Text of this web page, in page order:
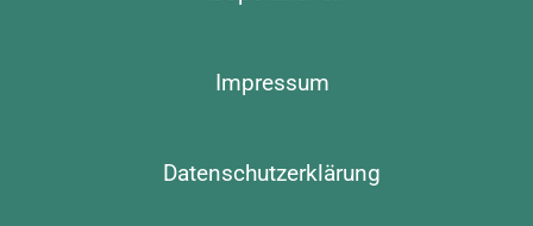
Impressum
Datenschutzerklärung